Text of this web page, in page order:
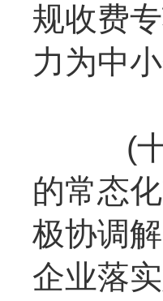
规收费
力为中
(十
的常态
极协调
企业落